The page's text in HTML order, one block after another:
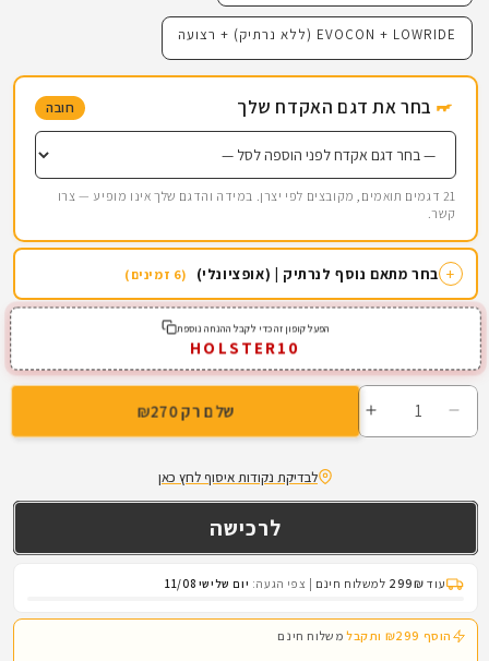
EVOCON + LOWRIDE (ללא נרתיק) + רצועה
בחר את דגם האקדח שלך חובה
21 דגמים תואמים, מקובצים לפי יצרן. במידה והדגם שלך אינו מופיע — צרו
קשר.
+ בחר מתאם נוסף לנרתיק | (אופציונלי) (6 זמינים)
הפעל קופון זה כדי לקבל ההנחה נוספת
HOLSTER10
הפחתת
מונמך
עם
נעילה
ORPAZ
EVO
&amp;
הגדלת
כמות
לנרתיק
מונמך
עם
נעילה
EVO
&amp;
שלם רק ₪270
לבדיקת נקודות איסוף לחץ כאן
עוד 299₪ למשלוח חינם צפי הגעה: יום שלישי 11/08
הוסף ₪299 ותקבל משלוח חינם